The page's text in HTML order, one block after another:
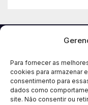
Para fornecer as
cookies para armazenar
consentimento para
dados como
site. Não consentir ou